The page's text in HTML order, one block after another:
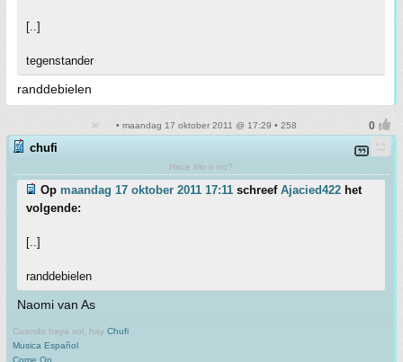
[..]
tegenstander
randdebielen
• maandag 17 oktober 2011 @ 17:29 • 258
chufi
Hace frio o no?
Op maandag 17 oktober 2011 17:11 schreef Ajacied422 het
volgende:
[..]
randdebielen
Naomi van As
Cuando haya sol, hay Chufi
Musica Español
Come On